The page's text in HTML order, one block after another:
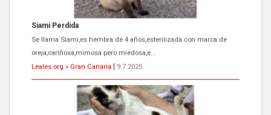
Siami Perdida
Se llama Siami,es hembra de 4 años,esterilizada con marca de
oreja,cariñosa,mimosa pero miedosa,e...
Leales.org » Gran Canaria | 9.7.2025